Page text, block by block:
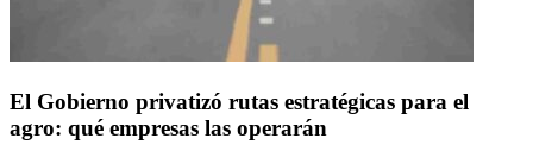
El Gobierno privatizó rutas estratégicas para el
agro: qué empresas las operarán